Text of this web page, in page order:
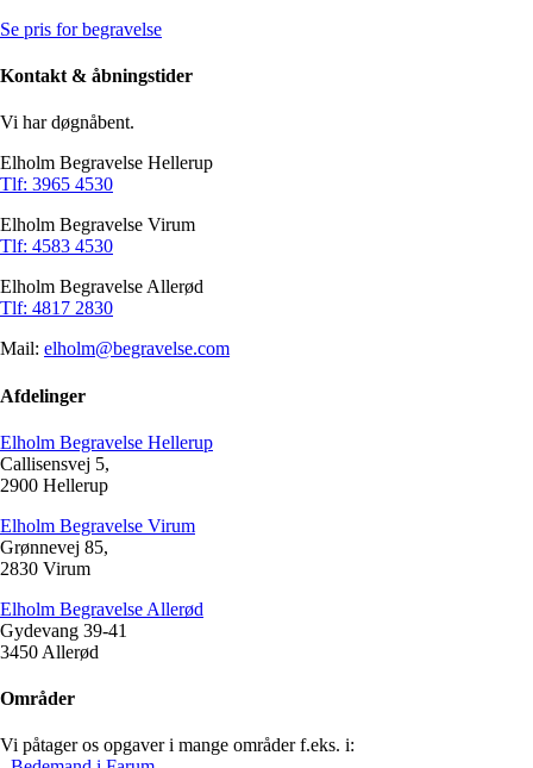
Se pris for begravelse
Kontakt & åbningstider
Vi har døgnåbent.
Elholm Begravelse Hellerup
Tlf: 3965 4530
Elholm Begravelse Virum
Tlf: 4583 4530
Elholm Begravelse Allerød
Tlf: 4817 2830
Mail: elholm@begravelse.com
Afdelinger
Elholm Begravelse Hellerup
Callisensvej 5,
2900 Hellerup
Elholm Begravelse Virum
Grønnevej 85,
2830 Virum
Elholm Begravelse Allerød
Gydevang 39-41
3450 Allerød
Områder
Vi påtager os opgaver i mange områder f.eks. i: